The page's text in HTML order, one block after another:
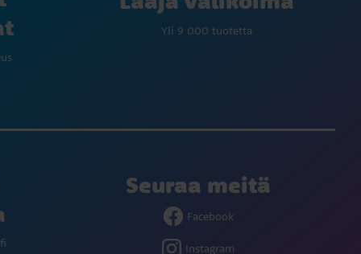
Yli 9 000 tuotetta
Seuraa meitä
Facebook
Instagram